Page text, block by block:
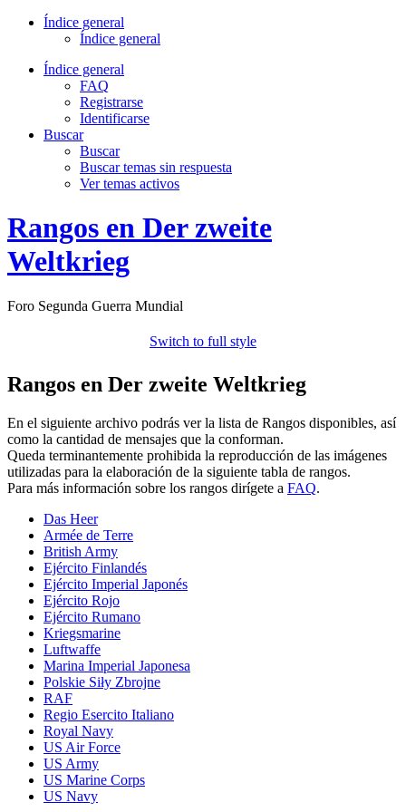
Índice general
Índice general
Índice general
FAQ
Registrarse
Identificarse
Buscar
Buscar
Buscar temas sin respuesta
Ver temas activos
Rangos en Der zweite
Weltkrieg
Foro Segunda Guerra Mundial
Switch to full style
Rangos en Der zweite Weltkrieg
En el siguiente archivo podrás ver la lista de Rangos disponibles, así
como la cantidad de mensajes que la conforman.
Queda terminantemente prohibida la reproducción de las imágenes
utilizadas para la elaboración de la siguiente tabla de rangos.
Para más información sobre los rangos dirígete a FAQ.
Das Heer
Armée de Terre
British Army
Ejército Finlandés
Ejército Imperial Japonés
Ejército Rojo
Ejército Rumano
Kriegsmarine
Luftwaffe
Marina Imperial Japonesa
Polskie Siły Zbrojne
RAF
Regio Esercito Italiano
Royal Navy
US Air Force
US Army
US Marine Corps
US Navy